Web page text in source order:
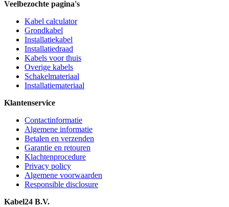
Veelbezochte pagina's
Kabel calculator
Grondkabel
Installatiekabel
Installatiedraad
Kabels voor thuis
Overige kabels
Schakelmateriaal
Installatiemateriaal
Klantenservice
Contactinformatie
Algemene informatie
Betalen en verzenden
Garantie en retouren
Klachtenprocedure
Privacy policy
Algemene voorwaarden
Responsible disclosure
Kabel24 B.V.